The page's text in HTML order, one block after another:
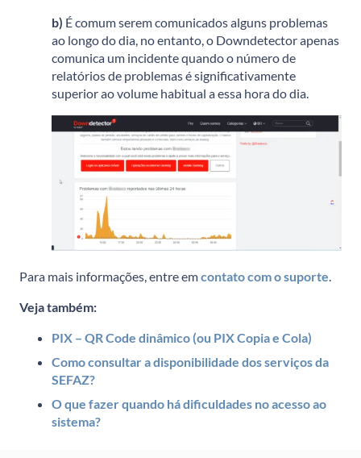
b) É comum serem comunicados alguns problemas
ao longo do dia, no entanto, o Downdetector apenas
comunica um incidente quando o número de
relatórios de problemas é significativamente
superior ao volume habitual a essa hora do dia.
Para mais informações, entre emcontato com o suporte.
Veja também:
PIX – QR Code dinâmico (ou PIX Copia e Cola)
Como consultar a disponibilidade dos serviços da
SEFAZ?
O que fazer quando há dificuldades no acesso ao
sistema?